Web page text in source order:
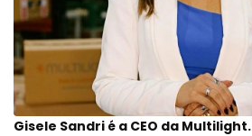
Gisele Sandri é a CEO da Multilight.